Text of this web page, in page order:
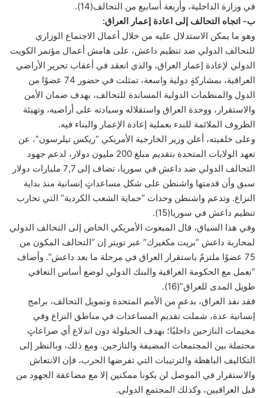
في وزارة الداخلية، وأربعة أسابيع من التحالف(14).
ب‌- اتجاه التحالف إلى اعادة إعمار العراق:
وهو ما يمكن الاستدلال عليه من خلال أعمال الاجتماع الوزاري
للتحالف الدولي ضد تنظيم داعش، على هامش أعمال مؤتمر الكويت
الدولي لإعادة إعمار العراق، والذي انعقد في أعقاب تحرير الأراضي
العراقية، بمشاركةٍ دولية واسعة، تمثلت في حضور 74 عضوًا من
الدول والمنظمات الدولية المساندة للتحالف، بهدف ضمان الأمن
والاستقرار، ووحدة العراق واستقلاله وسيادته على أراضيه، وتهيئة
الظروف الملائمة للبدء بعملية إعادة الإعمار والبناء فيه.
وعلى خلفيته، أعلن وزير الخارجية الأمريكي “ريكس تيلرسون”، عن
تعهد الولايات المتحدة بتقديم مبلغ 200 مليون دولار، لدعم جهود
التحالف الدولي ضد داعش في سوريا، تضاف إلى 7,7 مليارات دولار
سبق وأن قدمتها واشنطن على شكل مساعداتٍ إنسانية منذ بداية
النزاع. وتدعم واشنطن وحدات “حماية الشعب الكردية” التي تحارب
تنظيم داعش في سوريا(15).
وفي هذا السياق، قال المبعوث الأمريكي الخاص إلى التحالف الدولي
لمحاربة داعش “بريت مكغيرك” عبر تويتر إن “التحالف المكون من
75 عضوًا ملتزمٌ باستقرار العراق في مرحلة ما بعد داعش”. وأضاف
“نعمل مع الحكومة العراقية والبنك الدولي لوضع أساس التعافي
طويل المدى للعراق”(16).
فقد نفذ العراق، بدعمٍ من الأمم المتحدة وتمويل التحالف، برامج
إنسانية عدة، شملت تقديم المساعدات في مناطق النزاع وفي
مخيمات النازحين داخليًا؛ بهدف الحيلولة دون اندلاع أي صراعاتٍ
محتملة بين المجتمعات المضيفة والنازحين. ومع ذلك، وبالنظر إلى
التكاليف الباهظة والترتيبات التي تفرضها الحرب، فإن الانتعاش
والاستقرار في الموصل لن يكونا ممكنين إلا مع مضاعفة الجهود من
قبل العراقيين، وكذلك المجتمع الدولي.